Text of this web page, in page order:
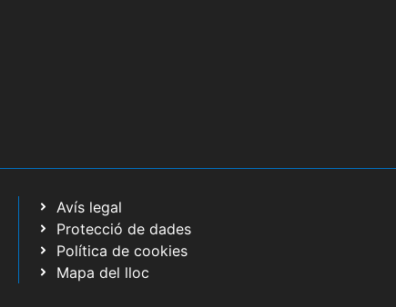
Avís legal
Protecció de dades
Política de cookies
Mapa del lloc